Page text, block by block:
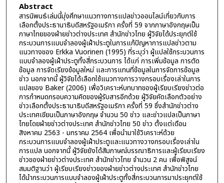
Abstract
สารนิพนธ์เล่มนี้มุ่งศึกษาแนวทางการแปลข่าวออนไลน์เกี่ยวกับการ
เลือกตั้งประธานาธิบดีสหรัฐอเมริกา ครั้งที่ 59 จากภาษาอังกฤษเป็น
ภาษาไทยของฝ่ายข่าวต่างประเทศ สำนักข่าวไทย ผู้วิจัยได้ประยุกต์ใช้
กระบวนการแบบจำลองผู้เฝ้าประตูในการแก้ปัญหาการแปลข่าวตาม
แนวทางของ Erkka Vuorinen (1995) ที่ระบุว่า ผู้แปลใช้กระบวนการ
แบบจำลองผู้เฝ้าประตูทั้งสี่กระบวนการ ได้แก่ การเพิ่มข้อมูล การตัด
ข้อมูล การจัดเรียงข้อมูลใหม่ และการแทนที่ข้อมูลในการจัดการข้อมูล
ข่าว นอกจากนี้ ผู้วิจัยได้เลือกใช้แนวทางการวางกรอบเรื่องเล่าในการ
แปลของ Baker (2006) เพื่อวิเคราะห์บทบาทของผู้เรียบเรียงข่าวต่อ
การกำหนดกรอบความคิดของผู้รับสารอีกด้วย ผู้วิจัยคัดเลือกตัวอย่าง
ข่าวเลือกตั้งประธานาธิบดีสหรัฐอเมริกา ครั้งที่ 59 ซึ่งสำนักข่าวต่าง
ประเทศเขียนเป็นภาษาอังกฤษ จำนวน 50 ข่าว และข่าวแปลเป็นภาษา
ไทยโดยฝ่ายข่าวต่างประเทศ สำนักข่าวไทย 50 ข่าว ตั้งแต่เดือน
สิงหาคม 2563 - มกราคม 2564 เพื่อนำมาใช้วิเคราะห์ด้วย
กระบวนการแบบจำลองผู้เฝ้าประตูและแนวทางวางกรอบเรื่องเล่าใน
การแปล นอกจากนี้ ผู้วิจัยยังได้สัมภาษณ์บรรณาธิการและผู้เรียบเรียง
ข่าวของฝ่ายข่าวต่างประเทศ สำนักข่าวไทย จำนวน 2 คน เพื่อพิสูจน์
สมมติฐานว่า ผู้เรียบเรียงข่าวของฝ่ายข่าวต่างประเทศ สำนักข่าวไทย
ได้นำกระบวนการแบบจำลองผู้เฝ้าประตูทั้งสี่กระบวนการมาประยุกต์ใช้